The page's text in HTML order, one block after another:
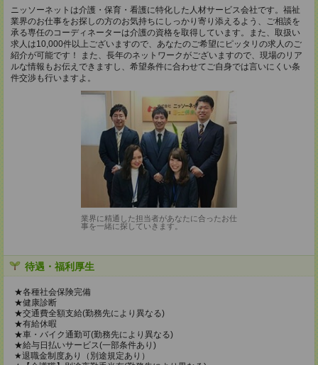
ニッソーネットは介護・保育・看護に特化した人材サービス会社です。福祉
業界のお仕事をお探しの方のお気持ちにしっかり寄り添えるよう、ご相談を
承る専任のコーディネーターは介護の資格を取得しています。また、取扱い
求人は10,000件以上ございますので、あなたのご希望にピッタリの求人のご
紹介が可能です！ また、長年のネットワークがございますので、現場のリア
ルな情報もお伝えできますし、希望条件に合わせてご自身では言いにくい条
件交渉も行いますよ。
業界に精通した担当者があなたに合ったお仕
事を一緒に探していきます。
待遇・福利厚生
★各種社会保険完備
★健康診断
★交通費全額支給(勤務先により異なる)
★有給休暇
★車・バイク通勤可(勤務先により異なる)
★給与日払いサービス(一部条件あり)
★退職金制度あり（別途規定あり）